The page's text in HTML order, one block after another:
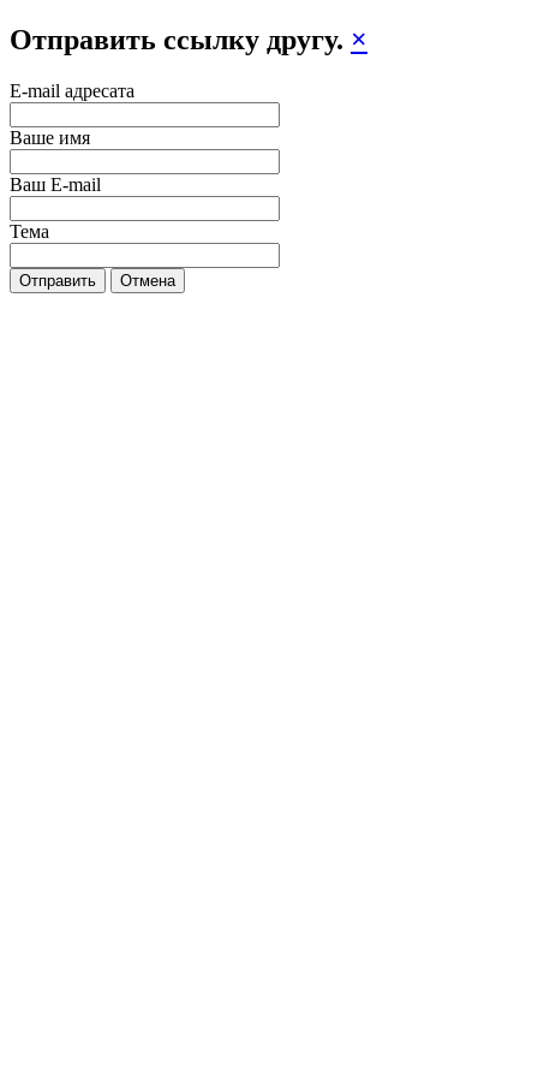
Отправить ссылку другу. ×
E-mail адресата
Ваше имя
Ваш E-mail
Тема
Отправить Отмена